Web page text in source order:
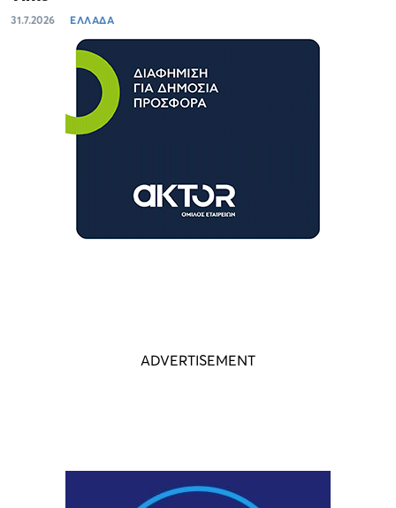
31.7.2026 ΕΛΛΑΔΑ